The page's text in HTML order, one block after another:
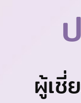
ผู้เชี่